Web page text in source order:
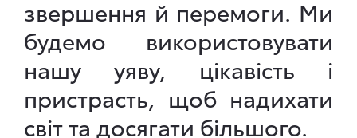
звершення й перемоги. Ми
будемо використовувати
нашу уяву, цікавість і
пристрасть, щоб надихати
світ та досягати більшого.